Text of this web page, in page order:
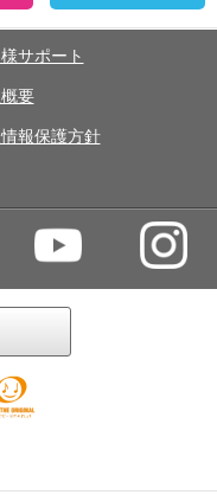
サポート
要
報保護方針